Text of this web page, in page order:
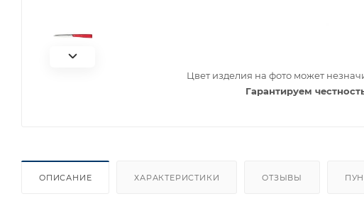
Цвет изделия на фото может
Гарантируем
ОПИСАНИЕ ХАРАКТЕРИСТИКИ ОТЗЫВЫ